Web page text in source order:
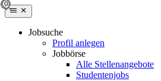
Jobsuche
Profil anlegen
Jobbörse
Alle Stellenangebote
Studentenjobs